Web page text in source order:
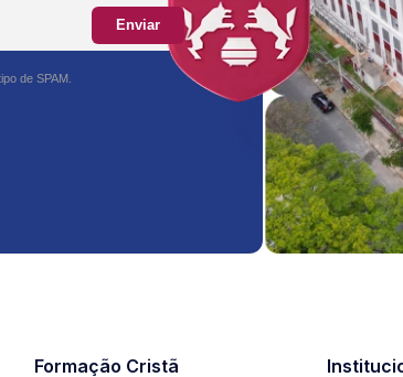
Enviar
de SPAM.
Formação Cristã